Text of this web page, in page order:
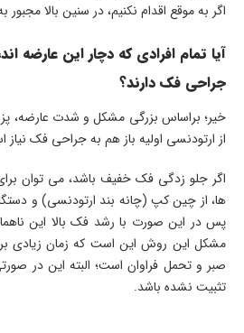
اگر به موقع اقدام نکنیم، در سنین بالا
آیا تمام افرادی که دچار این عارضه
جراحی فک دارند؟
خیر؛ براساس بزرگی مشکل و شدت عارضه،
از ارتودنسی اولیه باز هم به جراحی فک نیاز
اگر جلو زدگی فک خفیف باشد، می توان
ها، از چین کپ (چانه بند ارتودنسی) و
پس در این صورت با رشد فک بالا این
مشکل این روش این است که زمان زیادی
صبر و تحمل فراوان است؛ البته این در
تثبیت نشده باشد.